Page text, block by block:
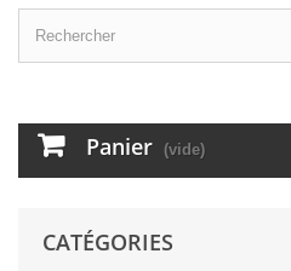
Panier (vide)
CATÉGORIES